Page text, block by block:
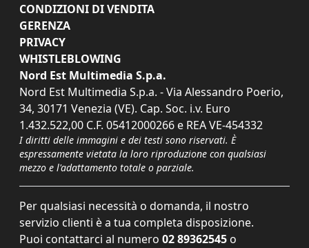
CONDIZIONI DI VENDITA
GERENZA
PRIVACY
WHISTLEBLOWING
Nord Est Multimedia S.p.a.
Nord Est Multimedia S.p.a. - Via Alessandro Poerio,
34, 30171 Venezia (VE). Cap. Soc. i.v. Euro
1.432.522,00 C.F. 05412000266 e REA VE-454332
I diritti delle immagini e dei testi sono riservati. È
espressamente vietata la loro riproduzione con qualsiasi
mezzo e l'adattamento totale o parziale.
Per qualsiasi necessità o domanda, il nostro
servizio clienti è a tua completa disposizione.
Puoi contattarci al numero 02 89362545 o